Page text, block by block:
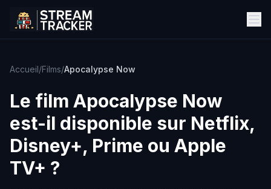
Accueil/Films/Apocalypse Now
Le film Apocalypse Now
est-il disponible sur Netflix,
Disney+, Prime ou Apple
TV+ ?